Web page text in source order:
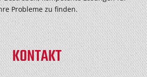
Probleme zu finden.
KONTAKT